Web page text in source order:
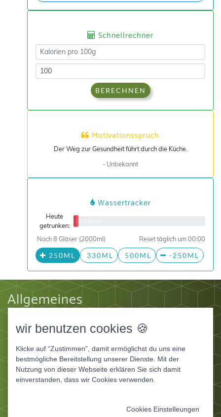
Schnellrechner
BERECHNEN
Motivationsspruch
Der Weg zur Gesundheit führt durch die Küche.
- Unbekannt
Wassertracker
Heute
getrunken:
0/8 Gläser
Noch 8 Gläser (2000ml) Reset täglich um 00:00
250ML 330ML 500ML -250ML
Allgemeines
Datenschutz
Apps
Ernährungstagebuch Deluxe
wir benutzen cookies 🍪
Klicke auf “Zustimmen”, damit ermöglichst du uns eine
bestmögliche Bereitstellung unserer Dienste. Mit der
Nutzung von dieser Webseite erklären Sie sich damit
einverstanden, dass wir Cookies verwenden.
Cookies Einstelleungen